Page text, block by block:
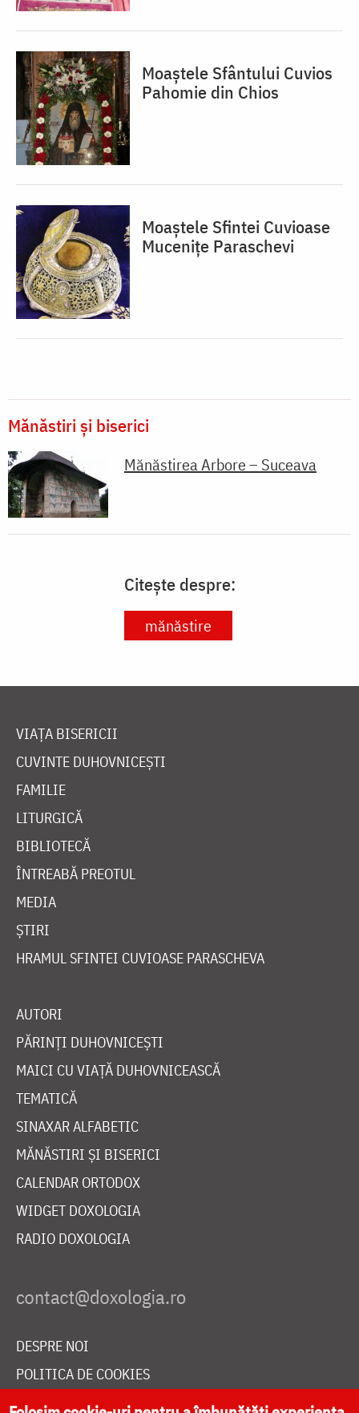
Moaștele Sfântului Cuvios
Pahomie din Chios
Moaștele Sfintei Cuvioase
Mucenițe Paraschevi
Mănăstiri și biserici
Mănăstirea Arbore – Suceava
Citește despre:
mănăstire
VIAȚA BISERICII
CUVINTE DUHOVNICEȘTI
FAMILIE
LITURGICĂ
BIBLIOTECĂ
ÎNTREABĂ PREOTUL
MEDIA
ȘTIRI
HRAMUL SFINTEI CUVIOASE PARASCHEVA
AUTORI
PĂRINȚI DUHOVNICEȘTI
MAICI CU VIAȚĂ DUHOVNICEASCĂ
TEMATICĂ
SINAXAR ALFABETIC
MĂNĂSTIRI ȘI BISERICI
CALENDAR ORTODOX
WIDGET DOXOLOGIA
RADIO DOXOLOGIA
DESPRE NOI
POLITICA DE COOKIES
DONEAZĂ ONLINE PENTRU CATEDRALA NAȚIONALĂ